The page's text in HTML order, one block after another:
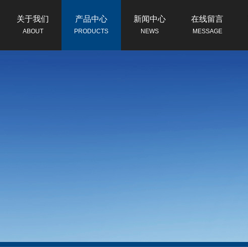
关于我们
ABOUT
产品中心
PRODUCTS
新闻中心
NEWS
在线留言
MESSAGE